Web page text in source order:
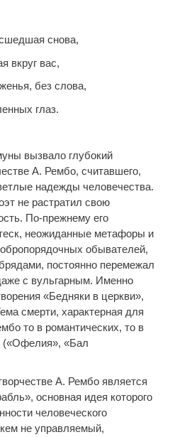
снова,
вкруг вас,
без слова,
глаз.
вызвало глубокий
А. Рембо, считавшего,
надежды человечества.
не растратил свою
По-прежнему его
неожиданные метафоры и
обывателей,
постоянно перемежал
с вульгарным. Именно
«Бедняки в церкви»,
смерти, характерная для
то в романтических, то в
(«Офелия», «Бал
А. Рембо является
основная идея которого
человеческого
не управляемый,